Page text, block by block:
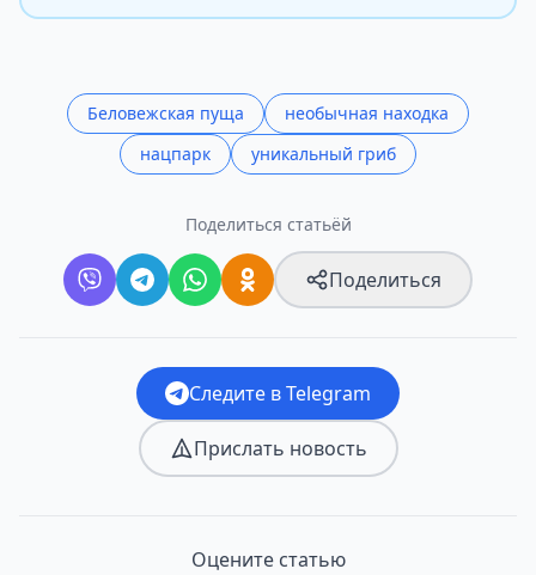
Беловежская пуща
необычная находка
нацпарк
уникальный гриб
Поделиться статьёй
Поделиться
Следите в Telegram
Прислать новость
Оцените статью